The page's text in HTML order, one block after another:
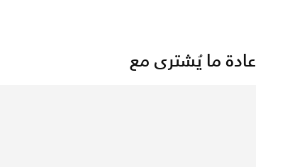
عادة ما يُشترى مع